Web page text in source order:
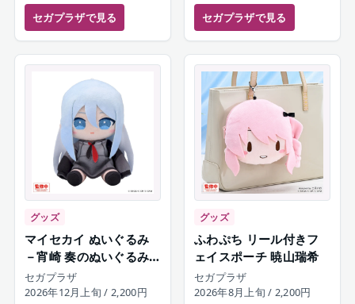
セガプラザで見る
セガプラザで見る
グッズ
マイセカイ ぬいぐるみ
－宵崎 奏のぬいぐるみ
－（S）
セガプラザ
2026年12月上旬 / 2,200円
グッズ
ふわぷち リール付きフ
ェイスポーチ 暁山瑞希
セガプラザ
2026年8月上旬 / 2,200円